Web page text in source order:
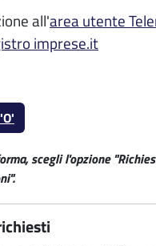
all'area utente
imprese.it
scegli l'opzione